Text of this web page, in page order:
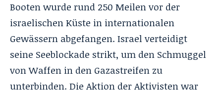
Booten wurde rund 250 Meilen vor der
israelischen Küste in internationalen
Gewässern abgefangen. Israel verteidigt
seine Seeblockade strikt, um den Schmuggel
von Waffen in den Gazastreifen zu
unterbinden. Die Aktion der Aktivisten war